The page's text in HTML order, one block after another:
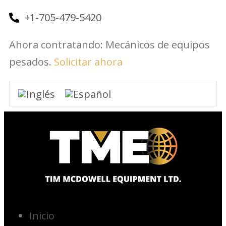
+1-705-479-5420
Ahora contratando: Mecánicos de equipos
pesados. Solicitar ahora
Inicio